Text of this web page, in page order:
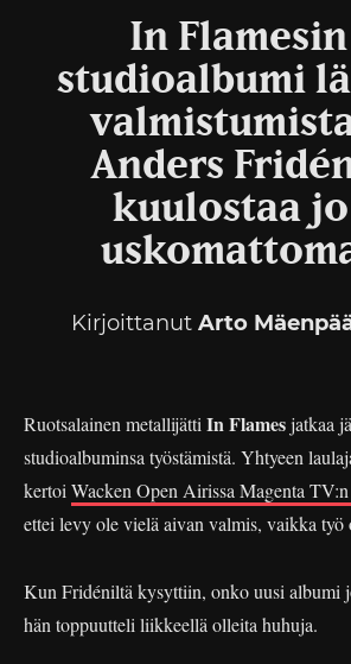
In Flamesin
studioalbumi
Anders
kuulostaa
Kirjoittanut Arto
Ruotsalainen metallijätti In Flamesjatkaa
studioalbuminsa työstämistä. Yhtyeen
kertoi Wacken Open Airissa Magenta
ettei levy ole vielä aivan valmis, vaikka
Kun Fridéniltä kysyttiin, onko uusi albumi
hän toppuutteli liikkeellä olleita huhuja.